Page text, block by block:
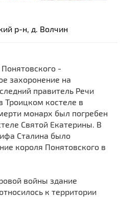
людям
р-н, д. Волчин
-
захоронение на
правитель Речи
Троицком костеле в
монарх был погребен
Святой Екатерины. В
Сталина было
короля Понятовского в
войны здание
к территории